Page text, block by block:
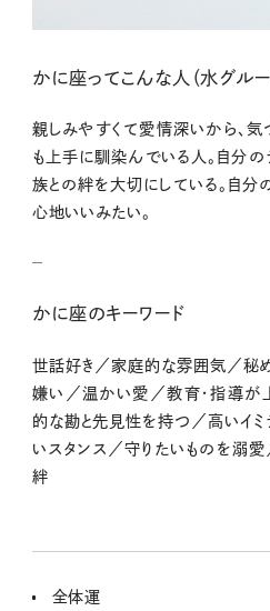
かに座ってこんな人（水グルー
親しみやすくて愛情深いから、
も上手に馴染んでいる人。自分の
族との絆を大切にしている。自
心地いいみたい。
かに座のキーワード
世話好き／家庭的な雰囲気／秘
嫌い／温かい愛／教育・指導
的な勘と先見性を持つ／高いイ
いスタンス／守りたいものを溺
絆
全体運